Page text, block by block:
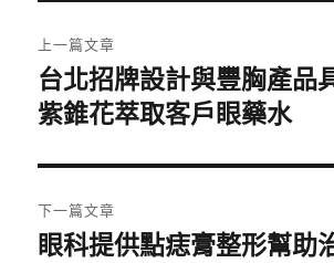
章
導
覽
上一篇文章
上
一
文
章:
台北招牌設計與豐胸產品
紫錐花萃取客戶眼藥水
下一篇文章
下
眼科提供點痣膏整形幫助